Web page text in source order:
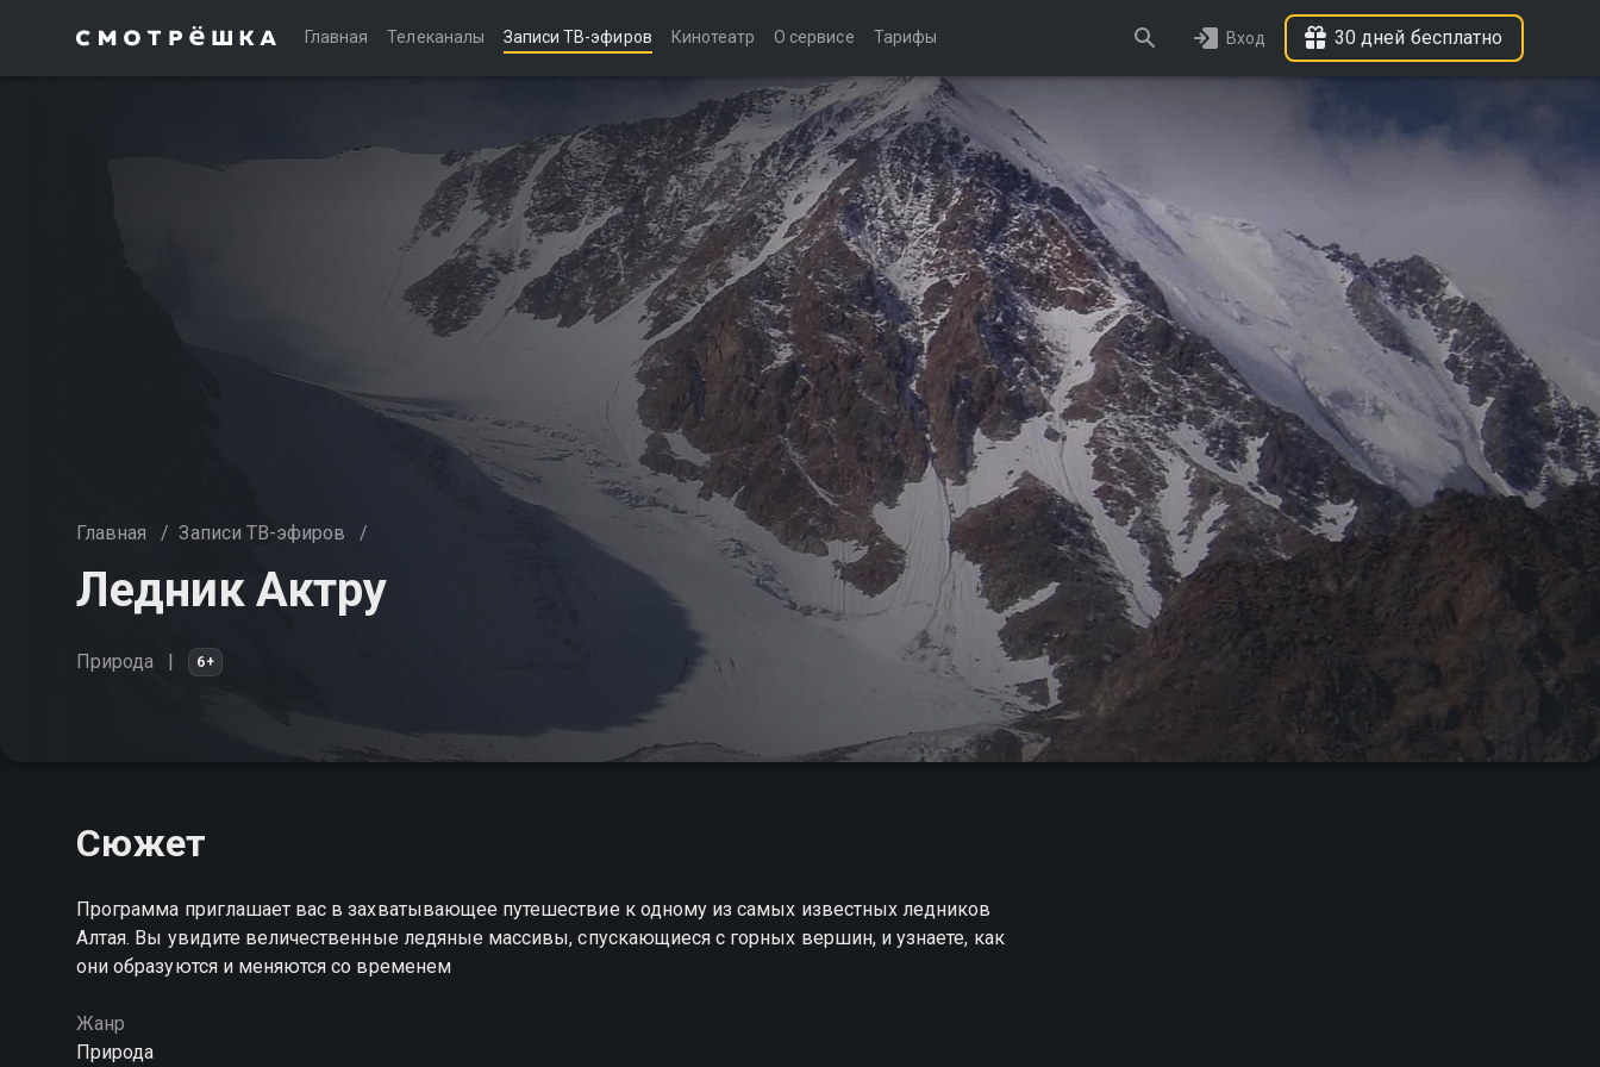
Главная Телеканалы Записи ТВ-эфиров Кинотеатр О сервисе Тарифы Вход 30 дней бесплатно
Главная / Записи ТВ-эфиров /
Ледник Актру
Природа 6+
Сюжет
Программа приглашает вас в захватывающее путешествие к одному из самых известных ледников
Алтая. Вы увидите величественные ледяные массивы, спускающиеся с горных вершин, и узнаете, как
они образуются и меняются со временем
Жанр
Природа